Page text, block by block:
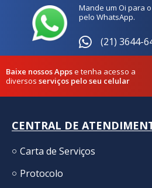
Mande um Oi para
pelo WhatsApp.
(21) 3644-
Baixe nossos Appse tenha acesso a
diversos serviços pelo seu celular
CENTRAL DE
Carta de Serviços
Protocolo